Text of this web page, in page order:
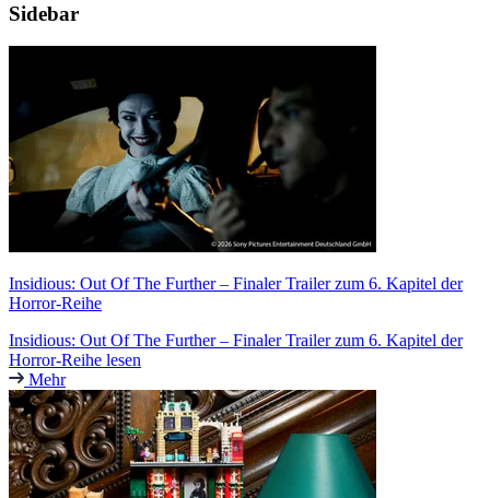
Sidebar
Insidious: Out Of The Further – Finaler Trailer zum 6. Kapitel der
Horror-Reihe
Insidious: Out Of The Further – Finaler Trailer zum 6. Kapitel der
Horror-Reihe lesen
Mehr